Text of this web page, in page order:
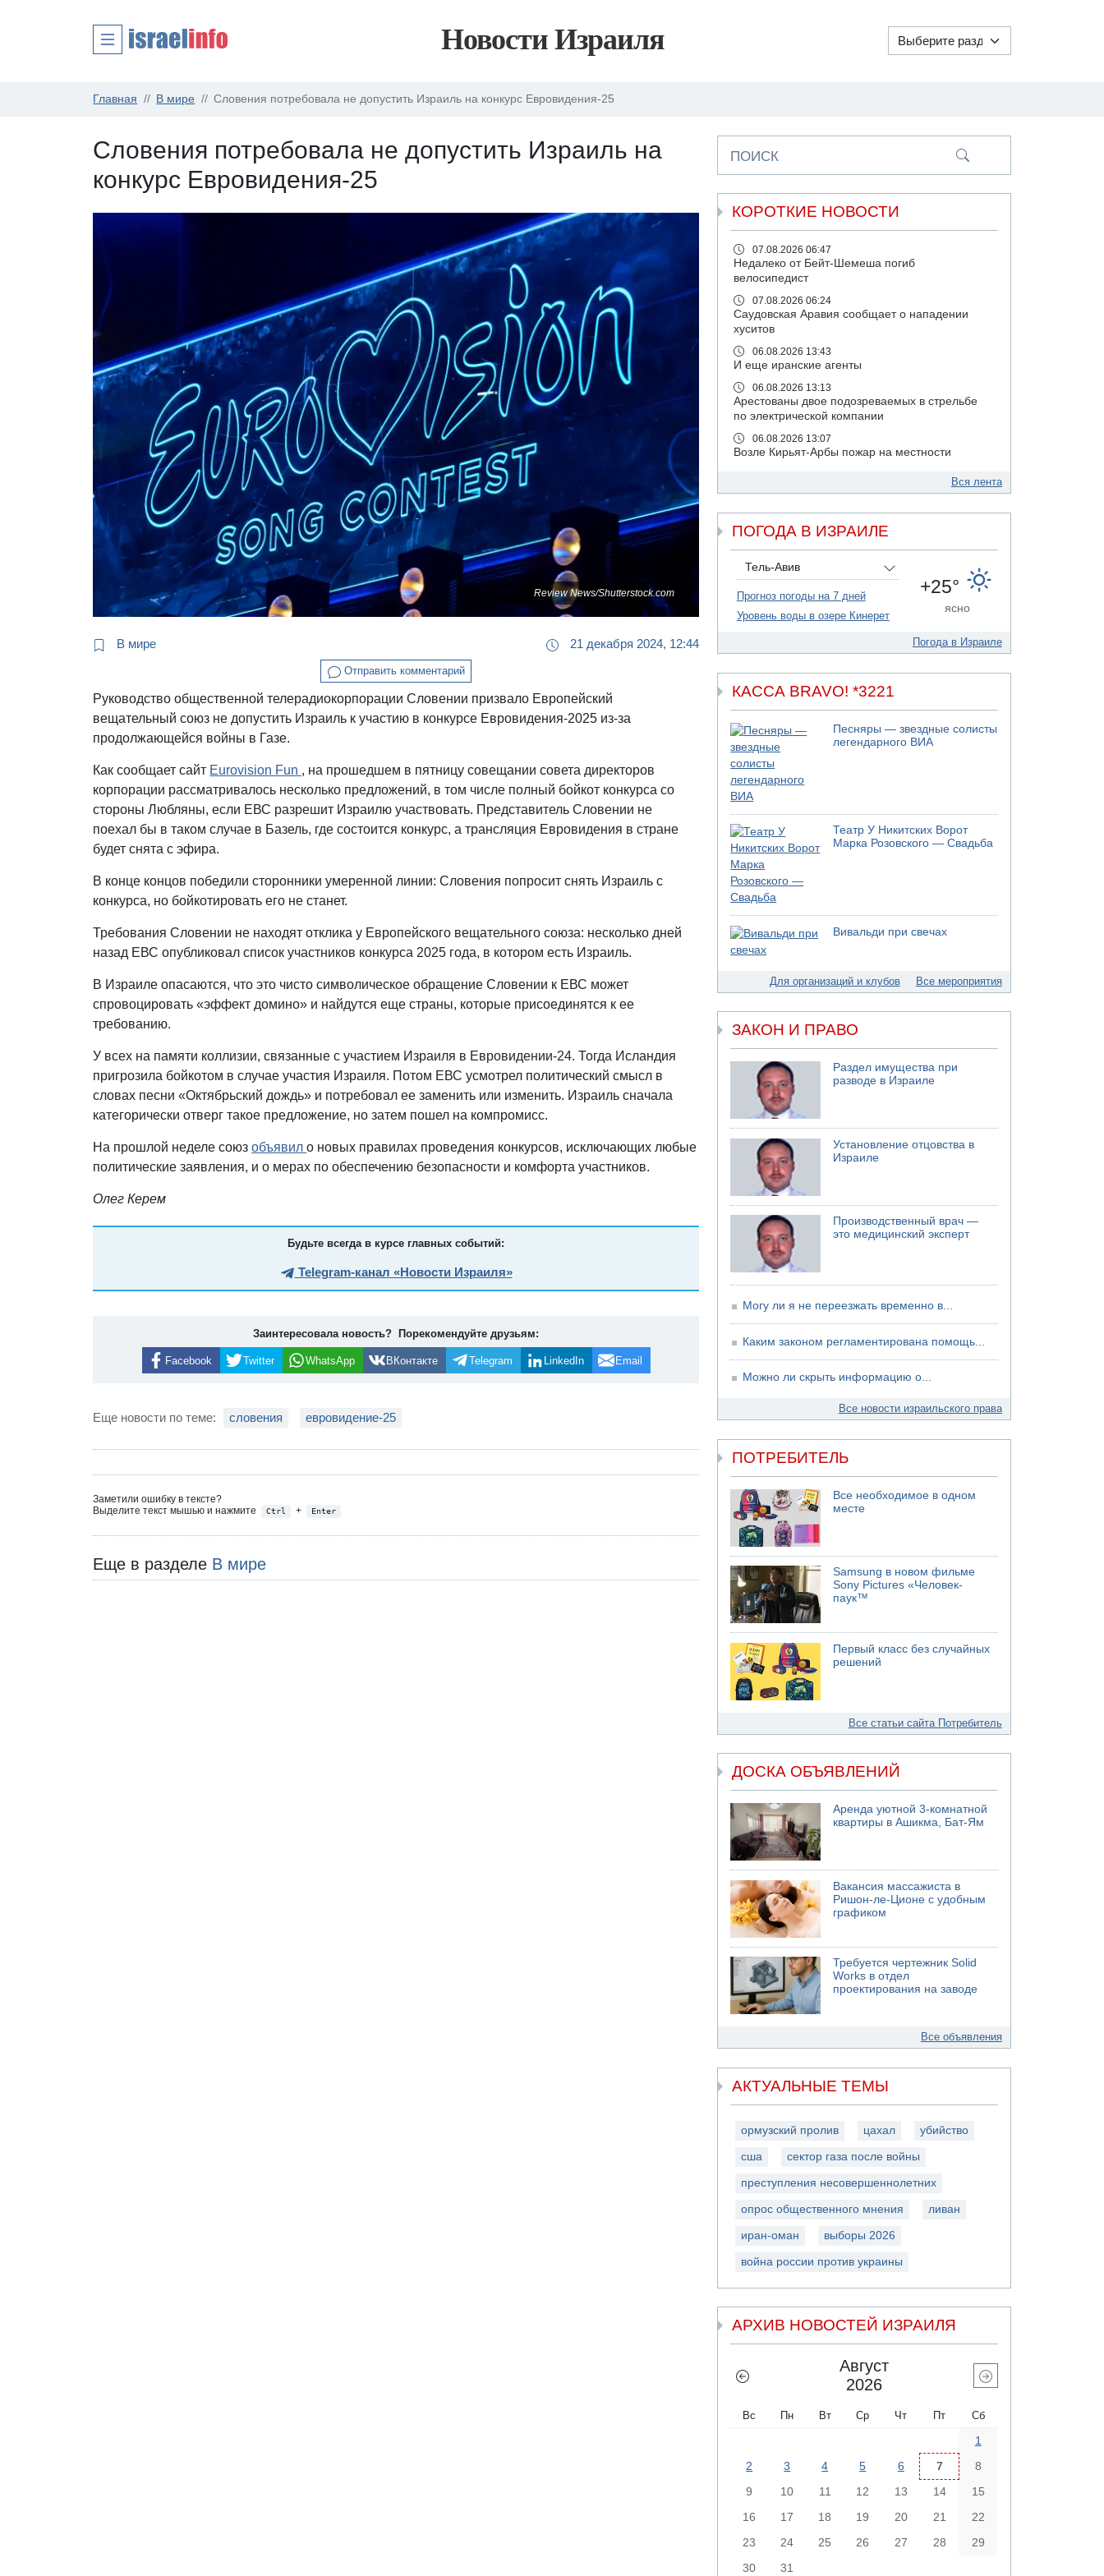
Новости Израиля
Главная В мире Словения потребовала не допустить Израиль на конкурс Евровидения-25
Словения потребовала не допустить Израиль на
конкурс Евровидения-25
Review News/Shutterstock.com
В мире 21 декабря 2024, 12:44
Отправить комментарий
Руководство общественной телерадиокорпорации Словении призвало Европейский
вещательный союз не допустить Израиль к участию в конкурсе Евровидения-2025 из-за
продолжающейся войны в Газе.
Как сообщает сайт Eurovision Fun , на прошедшем в пятницу совещании совета директоров
корпорации рассматривалось несколько предложений, в том числе полный бойкот конкурса со
стороны Любляны, если ЕВС разрешит Израилю участвовать. Представитель Словении не
поехал бы в таком случае в Базель, где состоится конкурс, а трансляция Евровидения в стране
будет снята с эфира.
В конце концов победили сторонники умеренной линии: Словения попросит снять Израиль с
конкурса, но бойкотировать его не станет.
Требования Словении не находят отклика у Европейского вещательного союза: несколько дней
назад ЕВС опубликовал список участников конкурса 2025 года, в котором есть Израиль.
В Израиле опасаются, что это чисто символическое обращение Словении к ЕВС может
спровоцировать «эффект домино» и найдутся еще страны, которые присоединятся к ее
требованию.
У всех на памяти коллизии, связанные с участием Израиля в Евровидении-24. Тогда Исландия
пригрозила бойкотом в случае участия Израиля. Потом ЕВС усмотрел политический смысл в
словах песни «Октябрьский дождь» и потребовал ее заменить или изменить. Израиль сначала
категорически отверг такое предложение, но затем пошел на компромисс.
На прошлой неделе союзобъявило новых правилах проведения конкурсов, исключающих любые
политические заявления, и о мерах по обеспечению безопасности и комфорта участников.
Олег Керем
Будьте всегда в курсе главных событий:
Telegram-канал «Новости Израиля»
Заинтересовала новость? Порекомендуйте друзьям:
Facebook Twitter WhatsApp ВКонтакте Telegram LinkedIn Email
Еще новости по теме: словения евровидение-25
Заметили ошибку в тексте?
Выделите текст мышью и нажмите
Ctrl + Enter
Еще в разделе В мире
ПОИСК
КОРОТКИЕ НОВОСТИ
07.08.2026 06:47
Недалеко от Бейт-Шемеша погиб
велосипедист
07.08.2026 06:24
Саудовская Аравия сообщает о нападении
хуситов
06.08.2026 13:43
И еще иранские агенты
06.08.2026 13:13
Арестованы двое подозреваемых в стрельбе
по электрической компании
06.08.2026 13:07
Возле Кирьят-Арбы пожар на местности
США не будут давить на Израиль в вопросе
06.08.2026 11:41
Трое подростков ограбили сексшоп в Холоне
06.08.2026 08:45
Взрыв в Северном Тель-Авиве
06.08.2026 08:11
Украинская атака на российский НПЗ
Израиль провел испытания системы
05.08.2026 18:28
МАДА призывает израильтян срочно сдавать
кровь
05.08.2026 17:00
Бывший посол Израиля в ООН Гилад Эрдан
объявит в четверг о создании новой
политической партии
05.08.2026 13:49
На севере Израиля на берег выбросило тело
05.08.2026 13:32
В России горят новые склады
Хуситы сообщают об атаке по Саудовскому
танкеру
Левые активисты пытались ворваться в офис
"Религиозного сионизма"
Вся лента
ПОГОДА В ИЗРАИЛЕ
Тель-Авив
Прогноз погоды на 7 дней
Уровень воды в озере Кинерет
+25°
ясно
Погода в Израиле
КАССА BRAVO! *3221
Песняры — звездные солисты
легендарного ВИА
Театр У Никитских Ворот
Марка Розовского — Свадьба
Вивальди при свечах
Для организаций и клубов Все мероприятия
ЗАКОН И ПРАВО
Раздел имущества при
разводе в Израиле
Установление отцовства в
Израиле
Производственный врач —
это медицинский эксперт
Могу ли я не переезжать временно в...
Каким законом регламентирована помощь...
Можно ли скрыть информацию о...
Все новости израильского права
ПОТРЕБИТЕЛЬ
Все необходимое в одном
месте
Samsung в новом фильме
Sony Pictures «Человек-
паук™
Первый класс без случайных
решений
Все статьи сайта Потребитель
ДОСКА ОБЪЯВЛЕНИЙ
Аренда уютной 3-комнатной
квартиры в Ашикма, Бат-Ям
Вакансия массажиста в
Ришон-ле-Ционе с удобным
графиком
Требуется чертежник Solid
Works в отдел
проектирования на заводе
Все объявления
АКТУАЛЬНЫЕ ТЕМЫ
ормузский пролив цахал убийство
сша сектор газа после войны
преступления несовершеннолетних
опрос общественного мнения ливан
иран-оман выборы 2026
война россии против украины
АРХИВ НОВОСТЕЙ ИЗРАИЛЯ
Август
2026
Вс Пн Вт Ср Чт Пт Сб
1
2
3 4 5 6 7
8
9
10 11 12 13 14
15
16
17 18 19 20 21
22
23
24 25 26 27 28
29
30
31